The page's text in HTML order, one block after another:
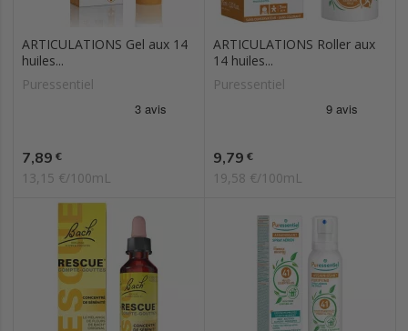
ARTICULATIONS Gel aux 14
huiles...
Puressentiel
Prix
7,89 €
13,15 €/100mL
ARTICULATIONS Roller aux
14 huiles...
Puressentiel
Prix
9,79 €
19,58 €/100mL